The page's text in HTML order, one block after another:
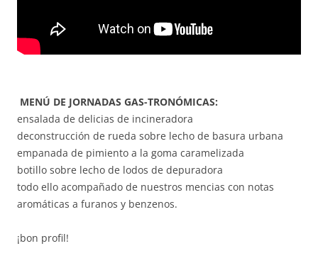
MENÚ DE JORNADAS GAS-TRONÓMICAS:
ensalada de delicias de incineradora
deconstrucción de rueda sobre lecho de basura urbana
empanada de pimiento a la goma caramelizada
botillo sobre lecho de lodos de depuradora
todo ello acompañado de nuestros mencias con notas
aromáticas a furanos y benzenos.
¡bon profil!